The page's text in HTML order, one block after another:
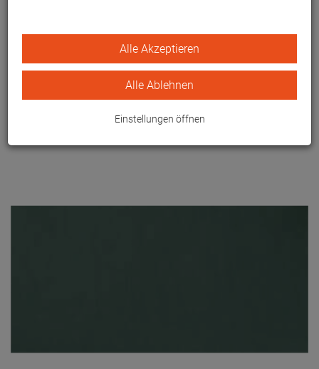
Kunstlederbezüge zu Art.
1532300 Tannengrün
Pflegeleichter Bezug für hygienische
Alle Akzeptieren
Alle Ablehnen
Einstellungen öffnen